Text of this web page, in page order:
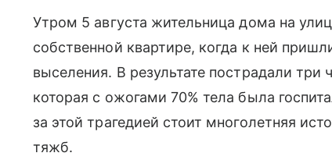
Утром 5 августа жительница дома на
собственной квартире, когда к ней
выселения. В результате пострадали три
которая с ожогами 70% тела была
за этой трагедией стоит многолетняя
тяжб.